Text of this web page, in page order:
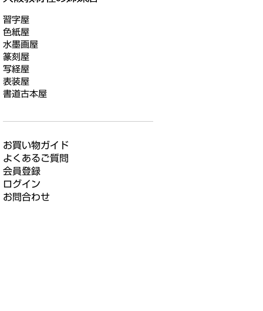
習字屋
色紙屋
水墨画屋
篆刻屋
写経屋
表装屋
書道古本屋
お買い物ガイド
よくあるご質問
会員登録
ログイン
お問合わせ